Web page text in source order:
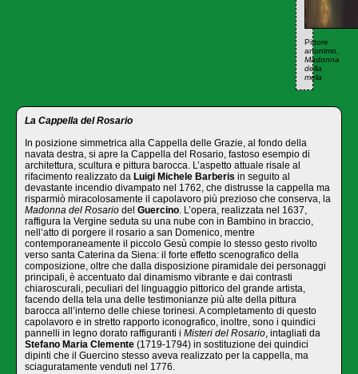
Pittore
anonimo,
Madonna
della
mela
La Cappella del Rosario
In posizione simmetrica alla Cappella delle Grazie, al fondo della
navata destra, si apre la Cappella del Rosario, fastoso esempio di
architettura, scultura e pittura barocca. L’aspetto attuale risale al
rifacimento realizzato da Luigi Michele Barberis in seguito al
devastante incendio divampato nel 1762, che distrusse la cappella ma
risparmiò miracolosamente il capolavoro più prezioso che conserva, la
Madonna del Rosario del Guercino. L’opera, realizzata nel 1637,
raffigura la Vergine seduta su una nube con in Bambino in braccio,
nell’atto di porgere il rosario a san Domenico, mentre
contemporaneamente il piccolo Gesù compie lo stesso gesto rivolto
verso santa Caterina da Siena: il forte effetto scenografico della
composizione, oltre che dalla disposizione piramidale dei personaggi
principali, è accentuato dal dinamismo vibrante e dai contrasti
chiaroscurali, peculiari del linguaggio pittorico del grande artista,
facendo della tela una delle testimonianze più alte della pittura
barocca all’interno delle chiese torinesi. A completamento di questo
capolavoro e in stretto rapporto iconografico, inoltre, sono i quindici
pannelli in legno dorato raffiguranti i Misteri del Rosario, intagliati da
Stefano Maria Clemente (1719-1794) in sostituzione dei quindici
dipinti che il Guercino stesso aveva realizzato per la cappella, ma
sciaguratamente venduti nel 1776.